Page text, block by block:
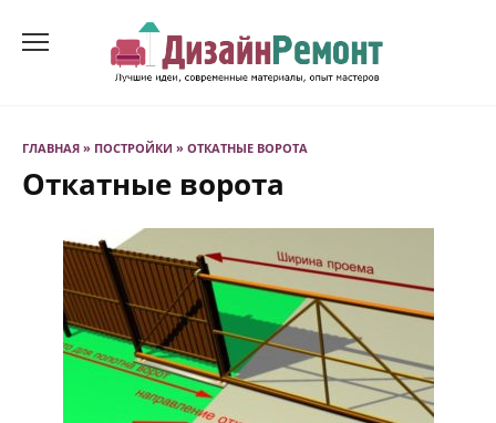
ГЛАВНАЯ » ПОСТРОЙКИ » ОТКАТНЫЕ ВОРОТА
Откатные ворота